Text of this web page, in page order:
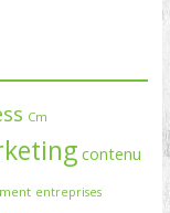
Cm
contenu
entreprises